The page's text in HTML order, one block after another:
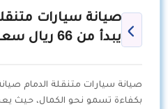
صيانة سيارات
يبدأ من 66 ريال سعودي فقط ..
صيانة سيارات متنقلة الدمام
بكفاءة تسمو نحو الكمال، حيث